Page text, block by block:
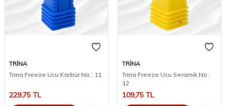
TRİNA
Trina Freeze Ucu Karbür No : 11
229,75 TL
TRİNA
Trina Freeze Ucu Seramik No :
12
109,75 TL